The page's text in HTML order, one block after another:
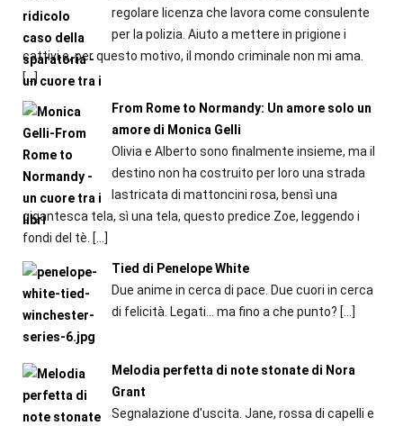
regolare licenza che lavora come consulente
per la polizia. Aiuto a mettere in prigione i
cattivi e, per questo motivo, il mondo criminale non mi ama.
[…]
From Rome to Normandy: Un amore solo un
amore di Monica Gelli
Olivia e Alberto sono finalmente insieme, ma il
destino non ha costruito per loro una strada
lastricata di mattoncini rosa, bensì una
gigantesca tela, sì una tela, questo predice Zoe, leggendo i
fondi del tè. […]
Tied di Penelope White
Due anime in cerca di pace. Due cuori in cerca
di felicità. Legati… ma fino a che punto? […]
Melodia perfetta di note stonate di Nora
Grant
Segnalazione d'uscita. Jane, rossa di capelli e